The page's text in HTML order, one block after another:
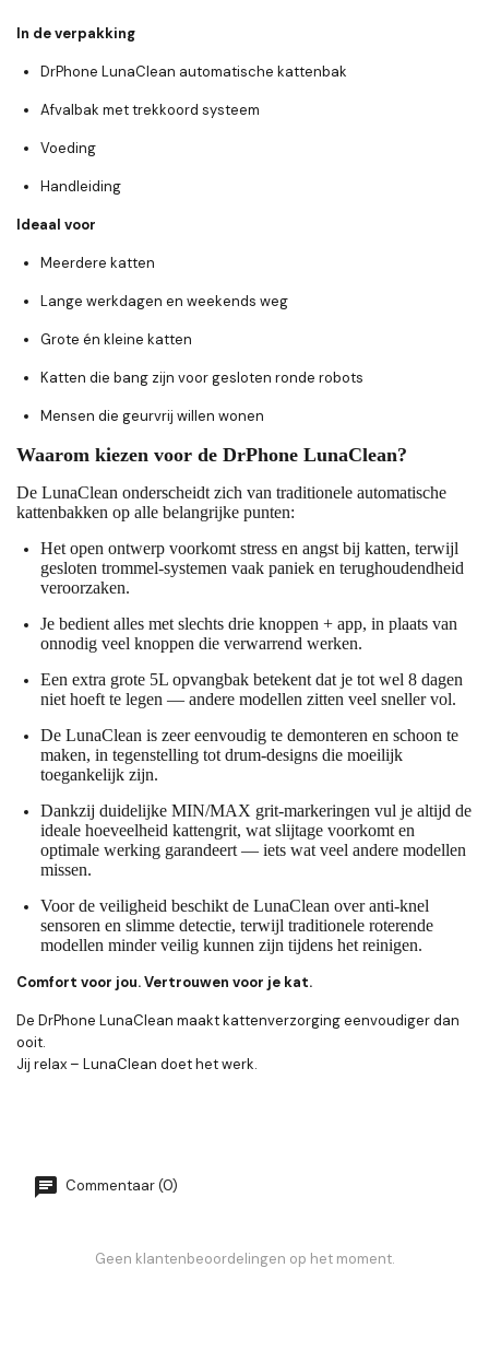
In de verpakking
DrPhone LunaClean automatische kattenbak
Afvalbak met trekkoord systeem
Voeding
Handleiding
Ideaal voor
Meerdere katten
Lange werkdagen en weekends weg
Grote én kleine katten
Katten die bang zijn voor gesloten ronde robots
Mensen die geurvrij willen wonen
Waarom kiezen voor de DrPhone LunaClean?
De LunaClean onderscheidt zich van traditionele automatische
kattenbakken op alle belangrijke punten:
Het open ontwerp voorkomt stress en angst bij katten, terwijl
gesloten trommel-systemen vaak paniek en terughoudendheid
veroorzaken.
Je bedient alles met slechts drie knoppen + app, in plaats van
onnodig veel knoppen die verwarrend werken.
Een extra grote 5L opvangbak betekent dat je tot wel 8 dagen
niet hoeft te legen — andere modellen zitten veel sneller vol.
De LunaClean is zeer eenvoudig te demonteren en schoon te
maken, in tegenstelling tot drum-designs die moeilijk
toegankelijk zijn.
Dankzij duidelijke MIN/MAX grit-markeringen vul je altijd de
ideale hoeveelheid kattengrit, wat slijtage voorkomt en
optimale werking garandeert — iets wat veel andere modellen
missen.
Voor de veiligheid beschikt de LunaClean overanti-knel
sensoren en slimme detectie, terwijl traditionele roterende
modellen minder veilig kunnen zijn tijdens het reinigen.
Comfort voor jou. Vertrouwen voor je kat.
De DrPhone LunaClean maakt kattenverzorging eenvoudiger dan
ooit.
Jij relax – LunaClean doet het werk.
Commentaar (0)
Geen klantenbeoordelingen op het moment.